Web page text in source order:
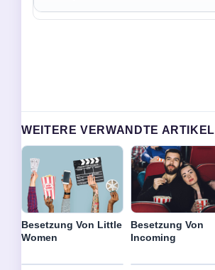
WEITERE VERWANDTE ARTIKEL
Besetzung Von Little
Women
Besetzung Von
Incoming